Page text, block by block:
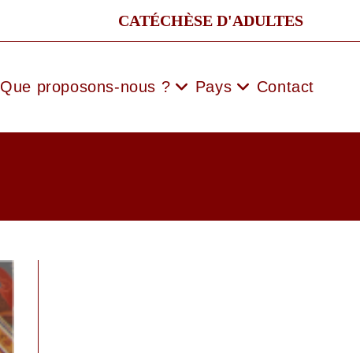
CATÉCHÈSE D'ADULTES
Que proposons-nous ? Pays Contact